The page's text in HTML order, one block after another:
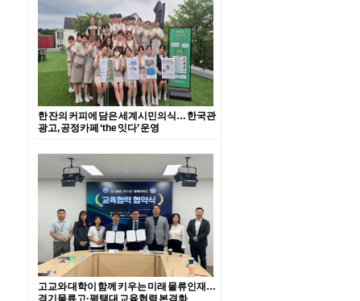
한 잔의 커피에 담은 세계시민의식… 한국관
광고, 공정카페 ‘the 잇다’ 운영
고교와 대학이 함께 키우는 미래 물류인재…
경기물류고·평택대 교육협력 본격화